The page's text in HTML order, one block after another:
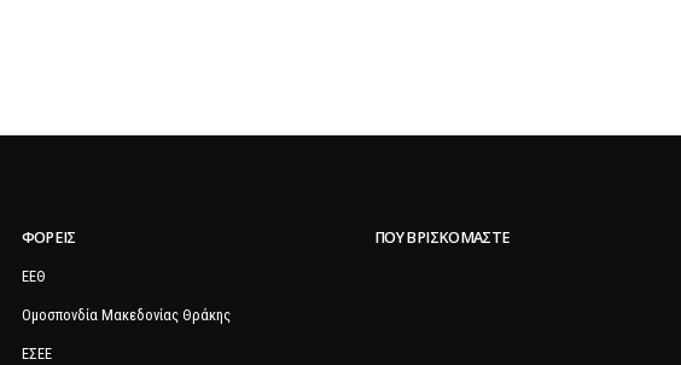
ΦΟΡΕΊΣ
ΕΕΘ
Ομοσπονδία Μακεδονίας Θράκης
ΕΣΕΕ
ΠΟΥ ΒΡΙΣΚΌΜΑΣΤΕ